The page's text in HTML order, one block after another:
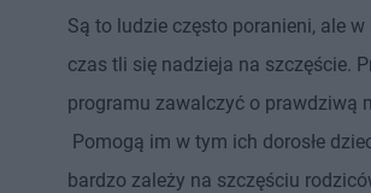
Są to ludzie często poranieni, ale w
czas tli się nadzieja na szczęście.
programu zawalczyć o prawdziwą
Pomogą im w tym ich dorosłe
bardzo zależy na szczęściu